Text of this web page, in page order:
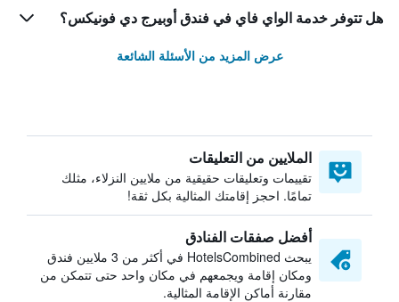
هل تتوفر خدمة الواي فاي في فندق أوبيرج دي فونيكس؟
عرض المزيد من الأسئلة الشائعة
الملايين من التعليقات
تقييمات وتعليقات حقيقية من ملايين النزلاء، مثلك
تمامًا. احجز إقامتك المثالية بكل ثقة!
أفضل صفقات الفنادق
يبحث HotelsCombined في أكثر من 3 ملايين فندق
ومكان إقامة ويجمعهم في مكان واحد حتى تتمكن من
مقارنة أماكن الإقامة المثالية.